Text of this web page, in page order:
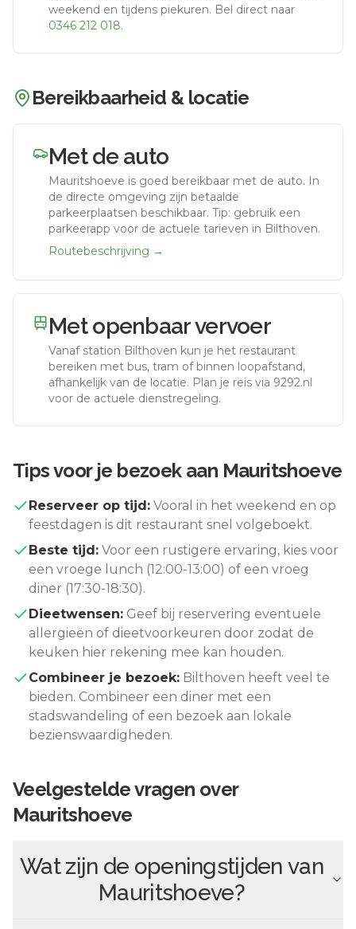
weekend en tijdens piekuren. Bel direct naar
0346 212 018.
Bereikbaarheid & locatie
Met de auto
Mauritshoeve is goed bereikbaar met de auto. In
de directe omgeving zijn betaalde
parkeerplaatsen beschikbaar. Tip: gebruik een
parkeerapp voor de actuele tarieven in Bilthoven.
Routebeschrijving →
Met openbaar vervoer
Vanaf station Bilthoven kun je het restaurant
bereiken met bus, tram of binnen loopafstand,
afhankelijk van de locatie. Plan je reis via 9292.nl
voor de actuele dienstregeling.
Tips voor je bezoek aan Mauritshoeve
Reserveer op tijd: Vooral in het weekend en op
feestdagen is dit restaurant snel volgeboekt.
Beste tijd: Voor een rustigere ervaring, kies voor
een vroege lunch (12:00-13:00) of een vroeg
diner (17:30-18:30).
Dieetwensen: Geef bij reservering eventuele
allergieën of dieetvoorkeuren door zodat de
keuken hier rekening mee kan houden.
Combineer je bezoek: Bilthoven heeft veel te
bieden. Combineer een diner met een
stadswandeling of een bezoek aan lokale
bezienswaardigheden.
Veelgestelde vragen over
Mauritshoeve
Wat zijn de openingstijden van
Mauritshoeve?